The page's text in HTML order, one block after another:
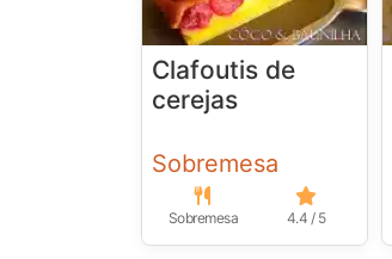
Clafoutis de
cerejas
Sobremesa
Sobremesa 4.4 / 5